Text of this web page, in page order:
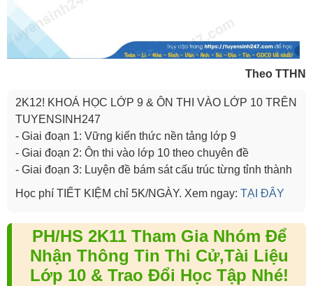
Theo TTHN
2K12! KHOÁ HỌC LỚP 9 & ÔN THI VÀO LỚP 10 TRÊN
TUYENSINH247
- Giai đoạn 1: Vững kiến thức nền tảng lớp 9
- Giai đoạn 2: Ôn thi vào lớp 10 theo chuyên đề
- Giai đoạn 3: Luyện đề bám sát cấu trúc từng tỉnh thành
Học phí TIẾT KIỆM chỉ 5K/NGÀY. Xem ngay: TẠI ĐÂY
PH/HS 2K11 Tham Gia Nhóm Để
Nhận Thông Tin Thi Cử,Tài Liệu
Lớp 10 & Trao Đổi Học Tập Nhé!